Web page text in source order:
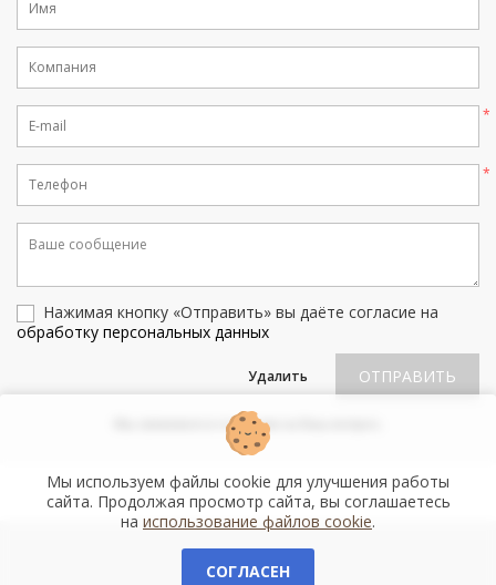
Нажимая кнопку «Отправить» вы даёте согласие на
обработку персональных данных
Удалить ОТПРАВИТЬ
Мы свяжемся и ответим на Ваш вопрос.
Мы используем файлы cookie для улучшения работы
сайта. Продолжая просмотр сайта, вы соглашаетесь
на использование файлов cookie.
СОГЛАСЕН